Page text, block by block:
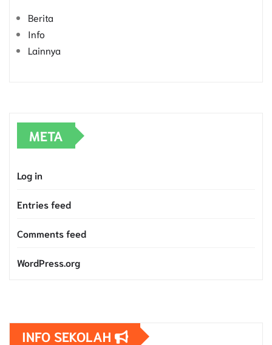
Berita
Info
Lainnya
META
Log in
Entries feed
Comments feed
WordPress.org
INFO SEKOLAH